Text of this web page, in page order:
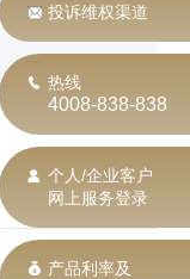
投诉维权渠道
热线
4008-838-838
个人/企业客户
网上服务登录
产品利率及